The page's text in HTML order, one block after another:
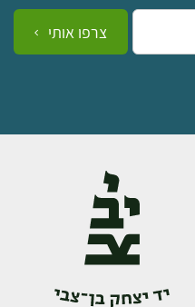
צרפו אותי